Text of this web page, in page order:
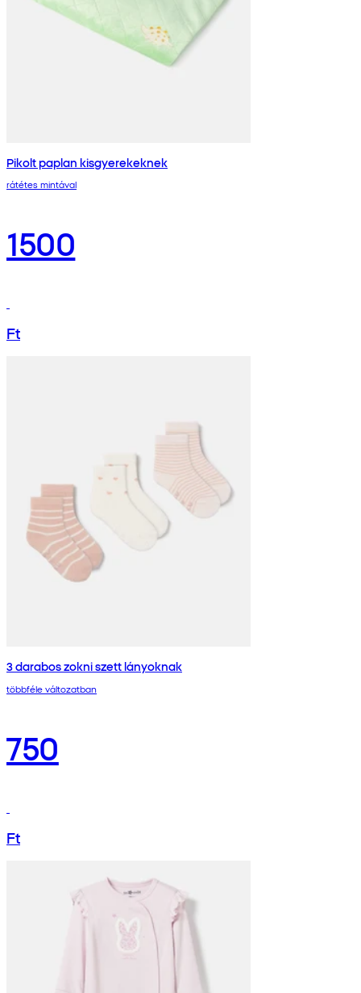
Pikolt paplan kisgyerekeknek
rátétes mintával
1500
Ft
3 darabos zokni szett lányoknak
többféle változatban
750
Ft